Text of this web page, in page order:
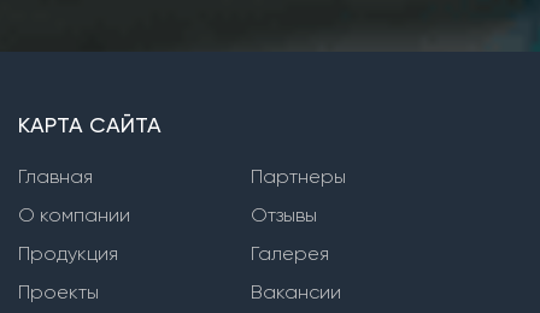
Фекальные насосы сухой установки
Насосы серии СМ
Вертикальные многоступенчатые насосы
Насосы серии SVP(i,n)
КАРТА САЙТА
Главная
О компании
Продукция
Проекты
Партнеры
Отзывы
Галерея
Вакансии